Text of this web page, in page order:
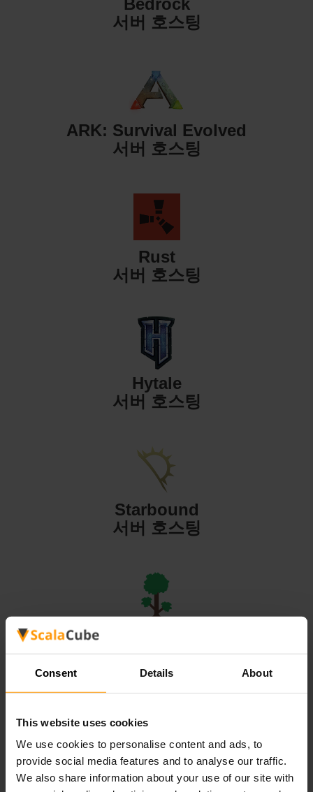
Consent Details About
This website uses cookies
We use cookies to personalise content and ads, to
provide social media features and to analyse our traffic.
We also share information about your use of our site with
Bedrock
서버 호스팅
ARK: Survival Evolved
서버 호스팅
Rust
서버 호스팅
Hytale
서버 호스팅
Starbound
서버 호스팅
서버 호스팅
Valheim
서버 호스팅